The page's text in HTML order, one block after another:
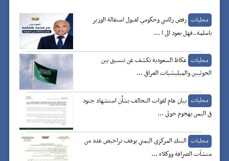
محليات رفض رئاسي وحكومي لقبول استقالة الوزير
باسلمة..فهل يعود الى ا ...
محليات عكاظ السعودية تكشف عن تنسيق بين
الحوثيين والميليشيات العراقي ...
محليات بيان هام لقوات التحالف بشأن استشهاد جنود
في اليمن بهجوم حوثي ...
محليات البنك المركزي اليمني يوقف تراخيص عدد من
منشآت الصرافة ووكلاء ...